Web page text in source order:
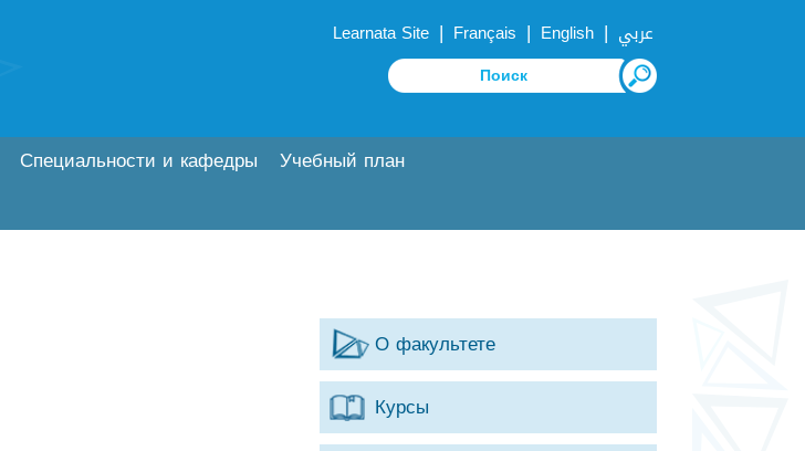
Learnata Site | Français | English | عربي
Специальности и кафедры
Учебный план
О факультете
Курсы